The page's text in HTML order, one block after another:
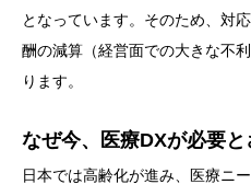
となっています。そのため、対
酬の減算（経営面での大きな不
ります。
なぜ今、医療DXが必要
日本では高齢化が進み、医療ニ